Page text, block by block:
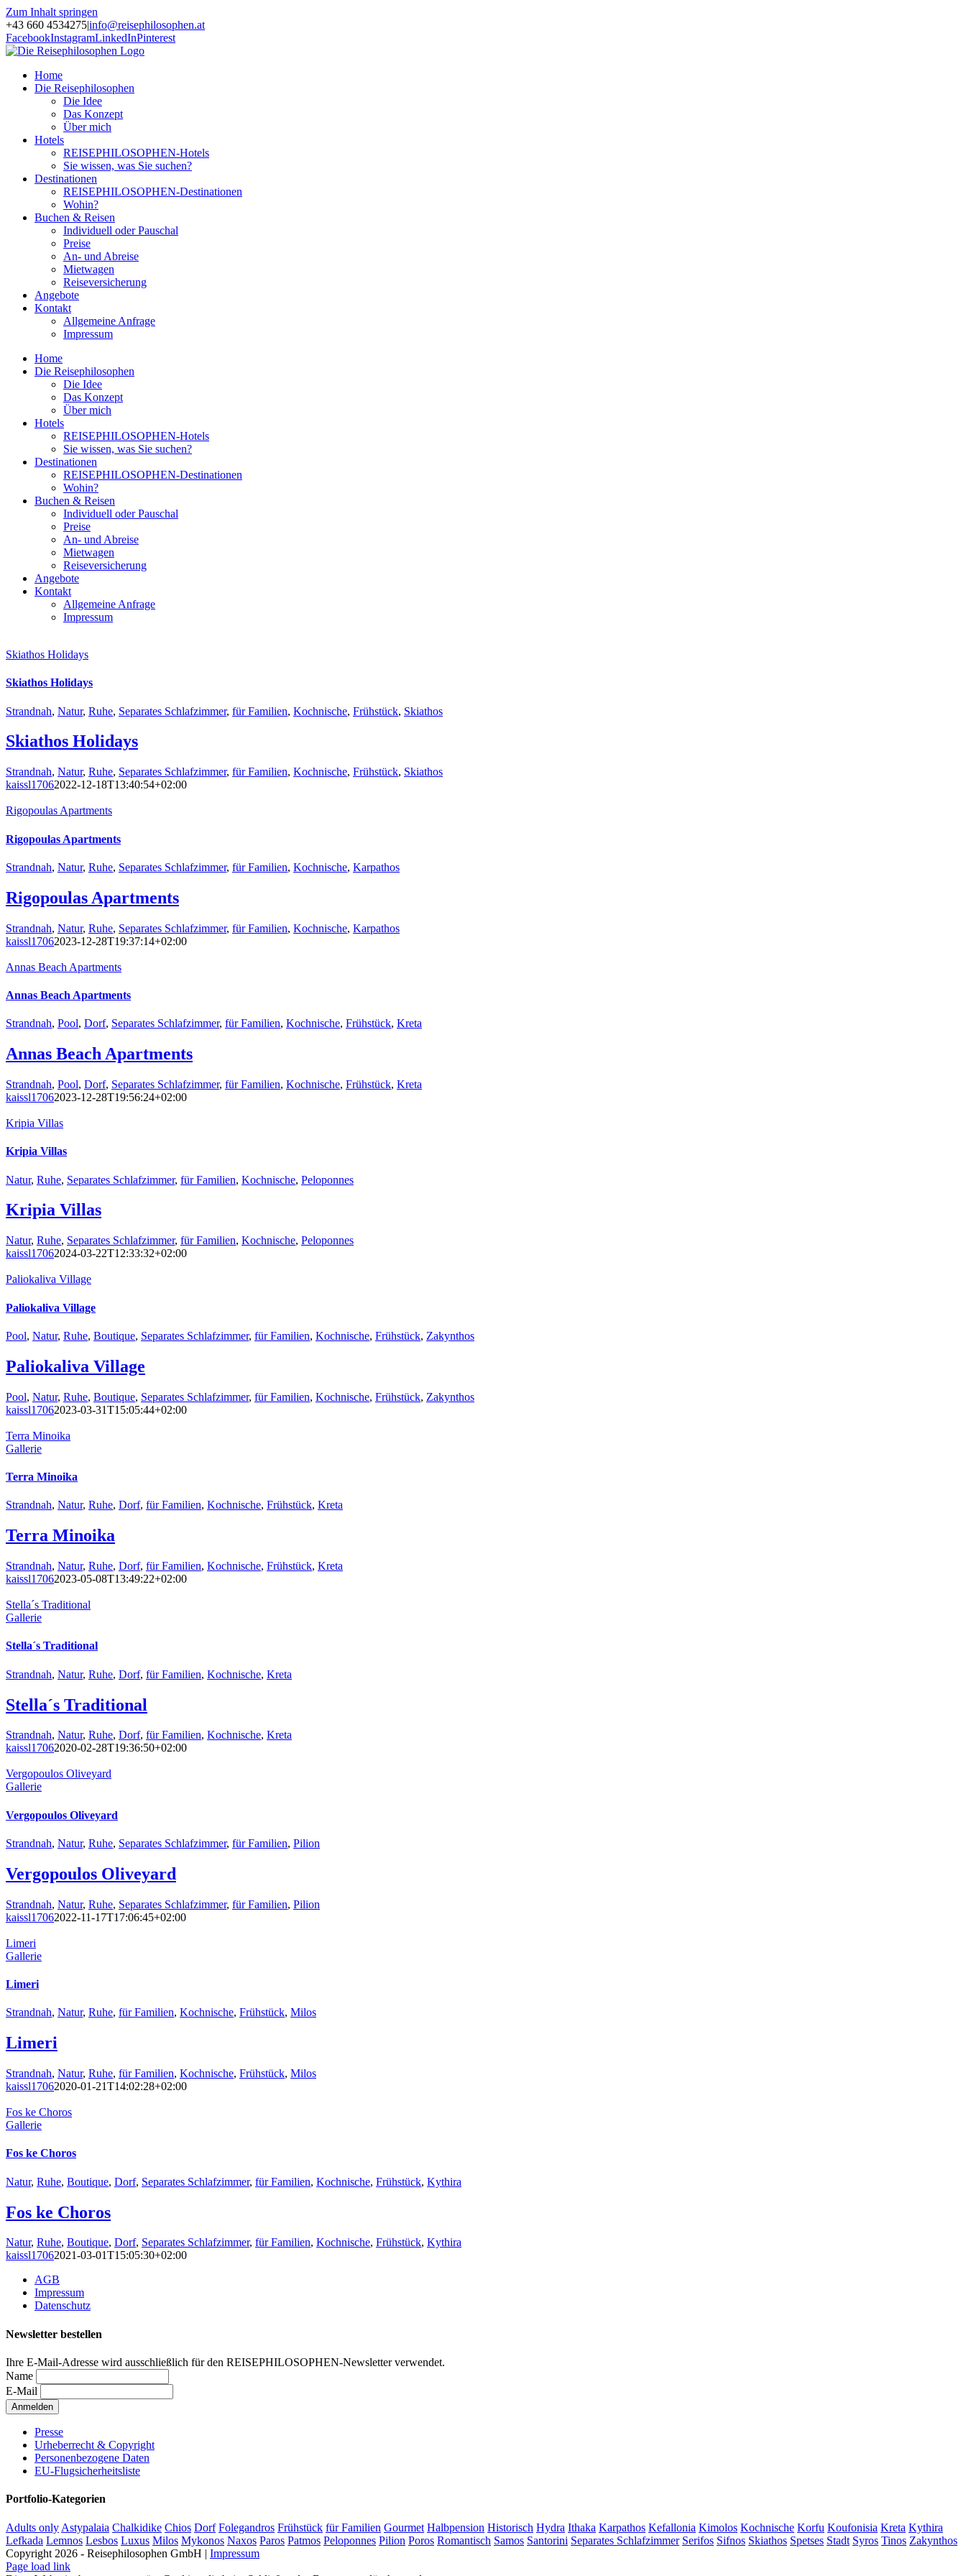
Zum Inhalt springen
+43 660 4534275|info@reisephilosophen.at
FacebookInstagramLinkedInPinterest
Home
Die Reisephilosophen
Die Idee
Das Konzept
Über mich
Hotels
REISEPHILOSOPHEN-Hotels
Sie wissen, was Sie suchen?
Destinationen
REISEPHILOSOPHEN-Destinationen
Wohin?
Buchen & Reisen
Individuell oder Pauschal
Preise
An- und Abreise
Mietwagen
Reiseversicherung
Angebote
Kontakt
Allgemeine Anfrage
Impressum
Home
Die Reisephilosophen
Die Idee
Das Konzept
Über mich
Hotels
REISEPHILOSOPHEN-Hotels
Sie wissen, was Sie suchen?
Destinationen
REISEPHILOSOPHEN-Destinationen
Wohin?
Buchen & Reisen
Individuell oder Pauschal
Preise
An- und Abreise
Mietwagen
Reiseversicherung
Angebote
Kontakt
Allgemeine Anfrage
Impressum
Skiathos Holidays
Skiathos Holidays
Strandnah, Natur, Ruhe, Separates Schlafzimmer, für Familien, Kochnische, Frühstück, Skiathos
Skiathos Holidays
Strandnah, Natur, Ruhe, Separates Schlafzimmer, für Familien, Kochnische, Frühstück, Skiathos
kaissl17062022-12-18T13:40:54+02:00
Rigopoulas Apartments
Rigopoulas Apartments
Strandnah, Natur, Ruhe, Separates Schlafzimmer, für Familien, Kochnische, Karpathos
Rigopoulas Apartments
Strandnah, Natur, Ruhe, Separates Schlafzimmer, für Familien, Kochnische, Karpathos
kaissl17062023-12-28T19:37:14+02:00
Annas Beach Apartments
Annas Beach Apartments
Strandnah, Pool, Dorf, Separates Schlafzimmer, für Familien, Kochnische, Frühstück, Kreta
Annas Beach Apartments
Strandnah, Pool, Dorf, Separates Schlafzimmer, für Familien, Kochnische, Frühstück, Kreta
kaissl17062023-12-28T19:56:24+02:00
Kripia Villas
Kripia Villas
Natur, Ruhe, Separates Schlafzimmer, für Familien, Kochnische, Peloponnes
Kripia Villas
Natur, Ruhe, Separates Schlafzimmer, für Familien, Kochnische, Peloponnes
kaissl17062024-03-22T12:33:32+02:00
Paliokaliva Village
Paliokaliva Village
Pool, Natur, Ruhe, Boutique, Separates Schlafzimmer, für Familien, Kochnische, Frühstück, Zakynthos
Paliokaliva Village
Pool, Natur, Ruhe, Boutique, Separates Schlafzimmer, für Familien, Kochnische, Frühstück, Zakynthos
kaissl17062023-03-31T15:05:44+02:00
Terra Minoika
Gallerie
Terra Minoika
Strandnah, Natur, Ruhe, Dorf, für Familien, Kochnische, Frühstück, Kreta
Terra Minoika
Strandnah, Natur, Ruhe, Dorf, für Familien, Kochnische, Frühstück, Kreta
kaissl17062023-05-08T13:49:22+02:00
Stella´s Traditional
Gallerie
Stella´s Traditional
Strandnah, Natur, Ruhe, Dorf, für Familien, Kochnische, Kreta
Stella´s Traditional
Strandnah, Natur, Ruhe, Dorf, für Familien, Kochnische, Kreta
kaissl17062020-02-28T19:36:50+02:00
Vergopoulos Oliveyard
Gallerie
Vergopoulos Oliveyard
Strandnah, Natur, Ruhe, Separates Schlafzimmer, für Familien, Pilion
Vergopoulos Oliveyard
Strandnah, Natur, Ruhe, Separates Schlafzimmer, für Familien, Pilion
kaissl17062022-11-17T17:06:45+02:00
Limeri
Gallerie
Limeri
Strandnah, Natur, Ruhe, für Familien, Kochnische, Frühstück, Milos
Limeri
Strandnah, Natur, Ruhe, für Familien, Kochnische, Frühstück, Milos
kaissl17062020-01-21T14:02:28+02:00
Fos ke Choros
Gallerie
Fos ke Choros
Natur, Ruhe, Boutique, Dorf, Separates Schlafzimmer, für Familien, Kochnische, Frühstück, Kythira
Fos ke Choros
Natur, Ruhe, Boutique, Dorf, Separates Schlafzimmer, für Familien, Kochnische, Frühstück, Kythira
kaissl17062021-03-01T15:05:30+02:00
AGB
Impressum
Datenschutz
Newsletter bestellen
Ihre E-Mail-Adresse wird ausschließlich für den REISEPHILOSOPHEN-Newsletter verwendet.
Name
E-Mail
Presse
Urheberrecht & Copyright
Personenbezogene Daten
EU-Flugsicherheitsliste
Portfolio-Kategorien
Adults only Astypalaia Chalkidike Chios Dorf Folegandros Frühstück für Familien Gourmet Halbpension Historisch Hydra Ithaka Karpathos Kefallonia Kimolos Kochnische Korfu Koufonisia Kreta Kythira
Lefkada Lemnos Lesbos Luxus Milos Mykonos Naxos Paros Patmos Peloponnes Pilion Poros Romantisch Samos Santorini Separates Schlafzimmer Serifos Sifnos Skiathos Spetses Stadt Syros Tinos Zakynthos
Copyright 2026 - Reisephilosophen GmbH | Impressum
Page load link